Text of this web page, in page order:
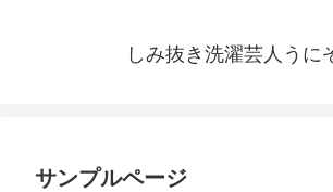
しみ抜き洗濯芸人うに
サンプルページ